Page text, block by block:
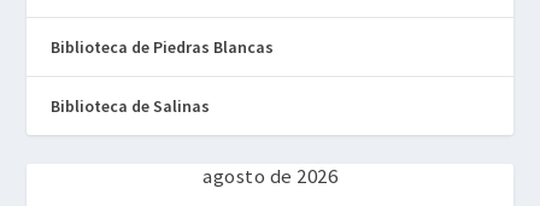
Biblioteca de Piedras Blancas
Biblioteca de Salinas
agosto de 2026